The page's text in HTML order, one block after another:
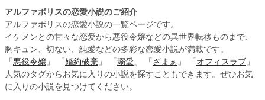
アルファポリスの恋愛小説のご紹介
アルファポリスの恋愛小説の一覧ページです。
イケメンとの甘々な恋愛から悪役令嬢などの異世界転移ものまで、
胸キュン、切ない、純愛などの多彩な恋愛小説が満載です。
「 悪役令嬢 」 「 婚約破棄 」 「 溺愛 」 「 ざまぁ 」 「 オフィスラブ 」
人気のタグからお気に入りの小説を探すこともできます。ぜひお気
に入りの小説を見つけてください。